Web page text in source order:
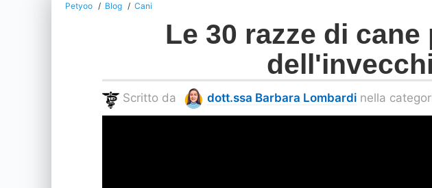
Petyoo Blog Cani
Le 30 razze di
Scritto da dott.ssa Barbara Lombardi nella